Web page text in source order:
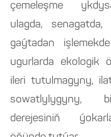
çemeleşme
ulagda,
gaýtadan
ugurlarda ekologik
ileri tutulmagyny,
sowatlylygyny,
derejesiniň